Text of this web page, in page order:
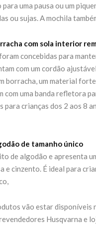
uma pausa ou um
ou sujas. A mochila
com sola interior
concebidas para
com um cordão
borracha, um material
com uma banda refletora
para crianças dos 2 aos 8
de tamanho único
de algodão e apresenta
e cinzento. É ideal para
vão estar disponíveis
Husqvarna e